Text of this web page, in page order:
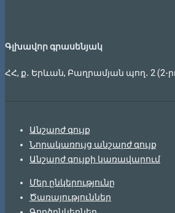
Գլխավոր գրասենյակ
ՀՀ, ք․ Երևան, Բաղրամյան պող․ 2 (2-
Անշարժ գույք
Նորակառույց անշարժ գույք
Անշարժ գույքի կառավարում
Մեր ընկերությունը
Ծառայություններ